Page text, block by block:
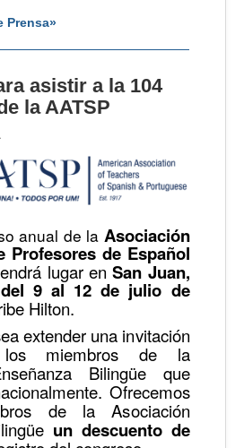
Prensa»
asistir a la 104
la AATSP
anual de la Asociación
Profesores de Español
lugar enSan Juan,
9 al 12 de julio de
Hilton.
extender una invitación
miembros de la
Bilingüe que
Ofrecemos
de la Asociación
un descuento de